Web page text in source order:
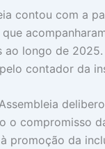
contou com a
ao longo de
contador da
o compromisso
promoção da